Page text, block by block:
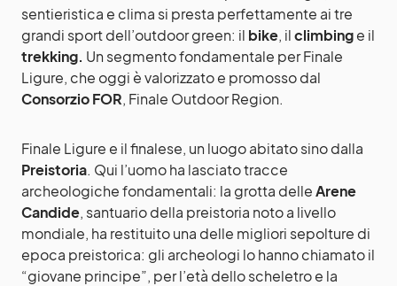
sentieristica e clima si presta perfettamente ai tre
grandi sport dell’outdoor green: il bike, ilclimbinge il
trekking. Un segmento fondamentale per Finale
Ligure, che oggi è valorizzato e promosso dal
Consorzio FOR, Finale Outdoor Region.
Finale Ligure e il finalese, un luogo abitato sino dalla
Preistoria. Qui l’uomo ha lasciato tracce
archeologiche fondamentali: la grotta delleArene
Candide, santuario della preistoria noto a livello
mondiale, ha restituito una delle migliori sepolture di
epoca preistorica: gli archeologi lo hanno chiamato il
“giovane principe”, per l’età dello scheletro e la